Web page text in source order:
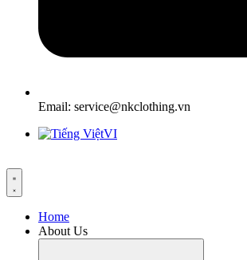
Email: service@nkclothing.vn
VI
Home
About Us